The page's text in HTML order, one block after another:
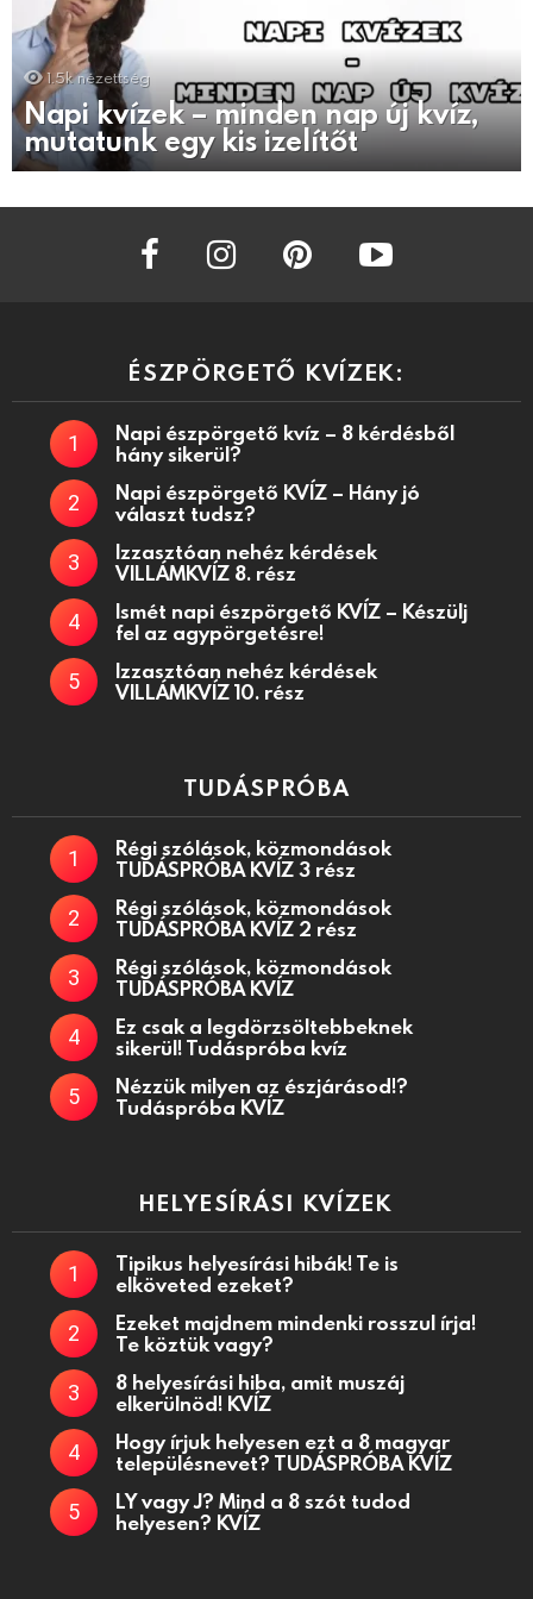
1.5k nézettség
Napi kvízek – minden nap új kvíz,
mutatunk egy kis izelítőt
facebook instagram
ÉSZPÖRGETŐ KVÍZEK:
Napi észpörgető kvíz – 8 kérdésből
hány sikerül?
Napi észpörgető KVÍZ – Hány jó
választ tudsz?
Izzasztóan nehéz kérdések
VILLÁMKVÍZ 8. rész
Ismét napi észpörgető KVÍZ – Készülj
fel az agypörgetésre!
Izzasztóan nehéz kérdések
VILLÁMKVÍZ 10. rész
TUDÁSPRÓBA
Régi szólások, közmondások
TUDÁSPRÓBA KVÍZ 3 rész
Régi szólások, közmondások
TUDÁSPRÓBA KVÍZ 2 rész
Régi szólások, közmondások
TUDÁSPRÓBA KVÍZ
Ez csak a legdörzsöltebbeknek
sikerül! Tudáspróba kvíz
Nézzük milyen az észjárásod!?
Tudáspróba KVÍZ
HELYESÍRÁSI KVÍZEK
Tipikus helyesírási hibák! Te is
elköveted ezeket?
Ezeket majdnem mindenki rosszul írja!
Te köztük vagy?
8 helyesírási hiba, amit muszáj
elkerülnöd! KVÍZ
Hogy írjuk helyesen ezt a 8 magyar
településnevet? TUDÁSPRÓBA KVÍZ
LY vagy J? Mind a 8 szót tudod
helyesen? KVÍZ